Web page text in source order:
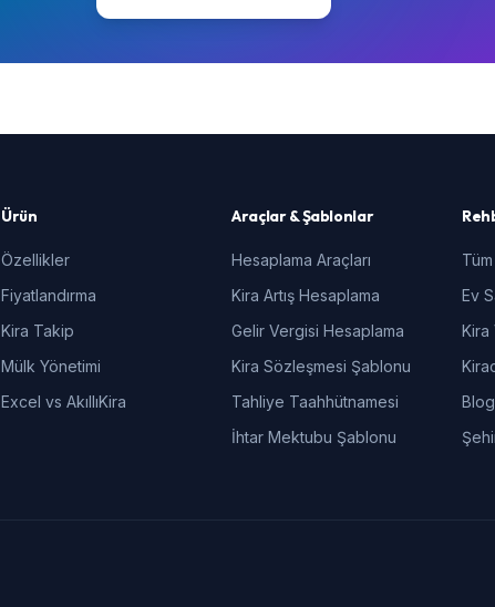
Ürün
Özellikler
Fiyatlandırma
Kira Takip
Mülk Yönetimi
Excel vs AkıllıKira
Araçlar & Şablonlar
Hesaplama Araçları
Kira Artış Hesaplama
Gelir Vergisi Hesaplama
Kira Sözleşmesi Şablonu
Tahliye Taahhütnamesi
İhtar Mektubu Şablonu
Ev
Kira
Blog